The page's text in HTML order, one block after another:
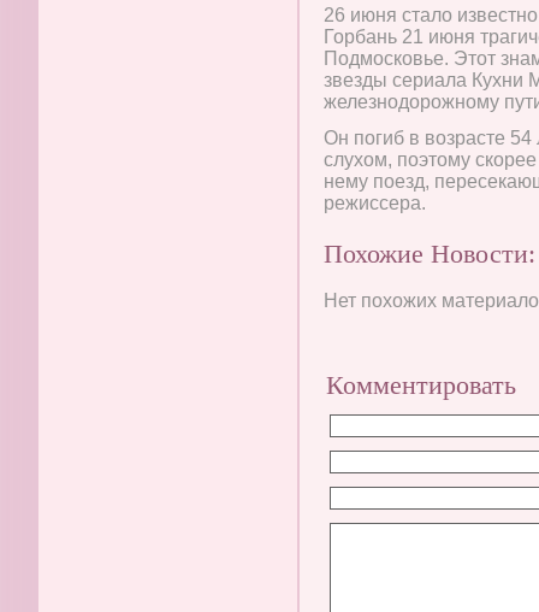
26 июня стало
Горбань 21 июня
Подмосковье. Этот
звезды сериала Кухни
железнодорожному
Он погиб в возрасте
слухом, поэтому
нему поезд,
режиссера.
Похожие Новости:
Нет похожих
Комментировать